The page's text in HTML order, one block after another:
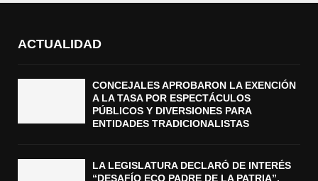
ACTUALIDAD
CONCEJALES APROBARON LA EXENCIÓN
A LA TASA POR ESPECTÁCULOS
PÚBLICOS Y DIVERSIONES PARA
ENTIDADES TRADICIONALISTAS
LA LEGISLATURA DECLARÓ DE INTERÉS
“DESAFÍO ECO PADRE DE LA PATRIA”,